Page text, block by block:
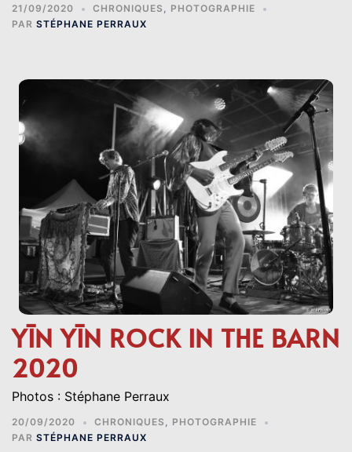
21/09/2020 CHRONIQUES , PHOTOGRAPHIE
PAR STÉPHANE PERRAUX
YĪN YĪN ROCK IN THE BARN
2020
Photos : Stéphane Perraux
20/09/2020 CHRONIQUES , PHOTOGRAPHIE
PAR STÉPHANE PERRAUX